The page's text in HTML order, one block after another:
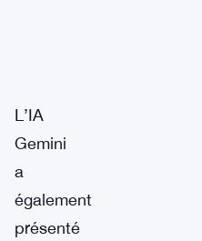
L’IA
Gemini
a
également
présenté